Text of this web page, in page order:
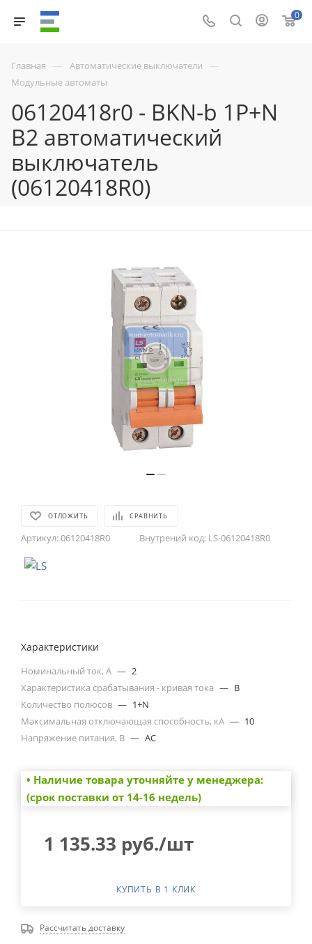
0
Главная — Автоматические выключатели —
Модульные автоматы
06120418r0 - BKN-b 1P+N
B2 автоматический
выключатель
(06120418R0)
ОТЛОЖИТЬ СРАВНИТЬ
Артикул:06120418R0 Внутрений код: LS-06120418R0
Характеристики
Номинальный ток, А — 2
Характеристика срабатывания - кривая тока — B
Количество полюсов — 1+N
Максимальная отключающая способность, кА — 10
Напряжение питания, В — AC
• Наличие товара уточняйте у менеджера:
(срок поставки от 14-16 недель)
1 135.33 руб./шт
КУПИТЬ В 1 КЛИК
Рассчитать доставку